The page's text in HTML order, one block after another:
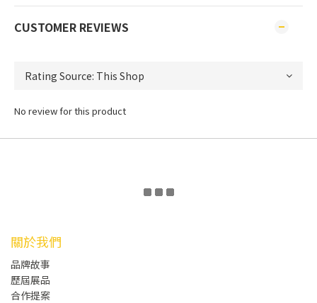
CUSTOMER REVIEWS
No review for this product
關於我們
品牌故事
歷屆展品
合作提案